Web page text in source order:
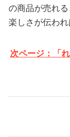
の商品が売れ
楽しさが伝われ
次ページ：「